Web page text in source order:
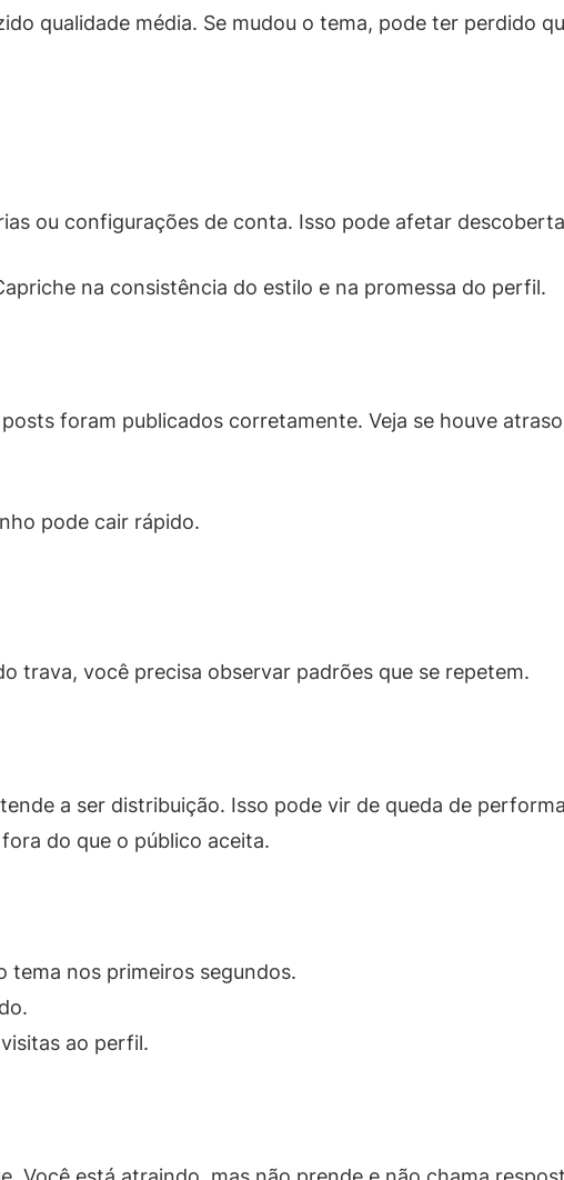
qualidade média. Se mudou o tema, pode ter perdido
ou configurações de conta. Isso pode afetar
na consistência do estilo e na promessa do perfil.
foram publicados corretamente. Veja se houve
pode cair rápido.
trava, você precisa observar padrões que se repetem.
a ser distribuição. Isso pode vir de queda de
do que o público aceita.
tema nos primeiros segundos.
ao perfil.